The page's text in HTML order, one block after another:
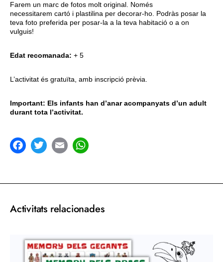
Farem un marc de fotos molt original. Només
necessitarem cartó i plastilina per decorar-ho. Podràs posar la
teva foto preferida per posar-la a la teva habitació o a on
vulguis!
Edat recomanada: + 5
L’activitat és gratuïta, amb inscripció prèvia.
Important: Els infants han d’anar acompanyats d’un adult
durant tota l’activitat.
Activitats relacionades